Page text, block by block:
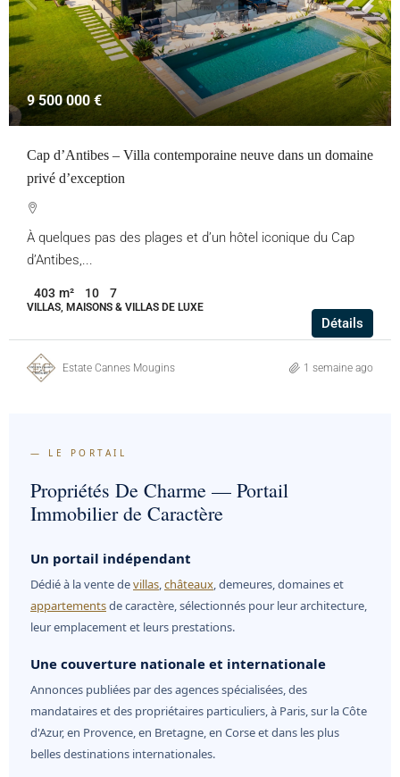
9 500 000 €
Cap d’Antibes – Villa contemporaine neuve dans un domaine
privé d’exception
À quelques pas des plages et d’un hôtel iconique du Cap
d’Antibes,...
403 m² 10 7
VILLAS, MAISONS & VILLAS DE LUXE
Détails
Estate Cannes Mougins 1 semaine ago
— LE PORTAIL
Propriétés De Charme — Portail
Immobilier de Caractère
Un portail indépendant
Dédié à la vente devillas,châteaux, demeures, domaines et
appartementsde caractère, sélectionnés pour leur architecture,
leur emplacement et leurs prestations.
Une couverture nationale et internationale
Annonces publiées par des agences spécialisées, des
mandataires et des propriétaires particuliers, à Paris, sur la Côte
d'Azur, en Provence, en Bretagne, en Corse et dans les plus
belles destinations internationales.